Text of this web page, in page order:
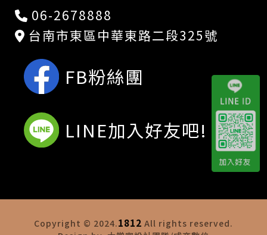
06-2678888
台南市東區中華東路二段325號
FB粉絲團
LINE加入好友吧!
Copyright © 2024.1812 All rights reserved.